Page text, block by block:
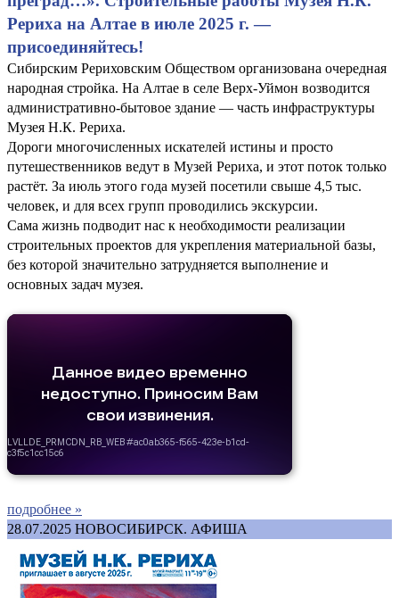
Рериха на Алтае в июле 2025 г. —
присоединяйтесь!
Сибирским Рериховским Обществом организована очередная
народная стройка. На Алтае в селе Верх-Уймон возводится
административно-бытовое здание — часть инфраструктуры
Музея Н.К. Рериха.
Дороги многочисленных искателей истины и просто
путешественников ведут в Музей Рериха, и этот поток только
растёт. За июль этого года музей посетили свыше 4,5 тыс.
человек, и для всех групп проводились экскурсии.
Сама жизнь подводит нас к необходимости реализации
строительных проектов для укрепления материальной базы,
без которой значительно затрудняется выполнение и
основных задач музея.
подробнее »
28.07.2025 НОВОСИБИРСК. АФИША